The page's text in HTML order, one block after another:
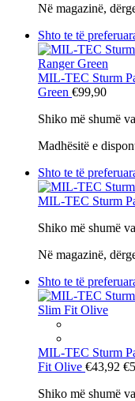
Në magazinë,
Shto te të
MIL-TEC Sturm
Green €99,90
Shiko më shumë
Madhësitë e
Shto te të
MIL-TEC Sturm
Shiko më shumë
Në magazinë,
Shto te të
MIL-TEC Sturm
Fit Olive €43,92
Shiko më shumë